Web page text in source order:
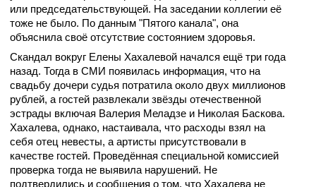
или председательствующей. На заседании коллегии её
тоже не было. По данным "Пятого канала", она
объяснила своё отсутствие состоянием здоровья.
Скандал вокруг Елены Хахалевой начался ещё три года
назад. Тогда в СМИ появилась информация, что на
свадьбу дочери судья потратила около двух миллионов
рублей, а гостей развлекали звёзды отечественной
эстрады включая Валерия Меладзе и Николая Баскова.
Хахалева, однако, настаивала, что расходы взял на
себя отец невесты, а артисты присутствовали в
качестве гостей. Проведённая специальной комиссией
проверка тогда не выявила нарушений. Не
подтвердились и сообщения о том, что Хахалева не